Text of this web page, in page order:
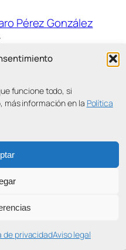
funcione todo, si
más información en la Política
de privacidadAviso legal
Pérez González
Climática